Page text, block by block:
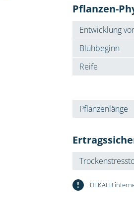
Pflanzen-
Entwicklung
Blühbeginn
Reife
Pflanzenlänge
! DEKALB